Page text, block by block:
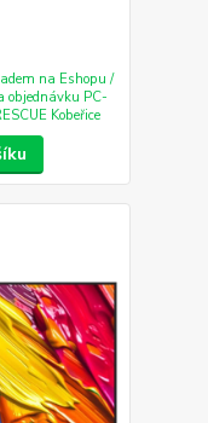
na Eshopu /
objednávku PC-
Kobeřice